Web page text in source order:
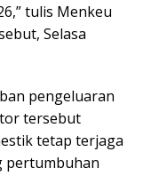
tulis Menkeu
Selasa
pengeluaran
tersebut
tetap terjaga
pertumbuhan